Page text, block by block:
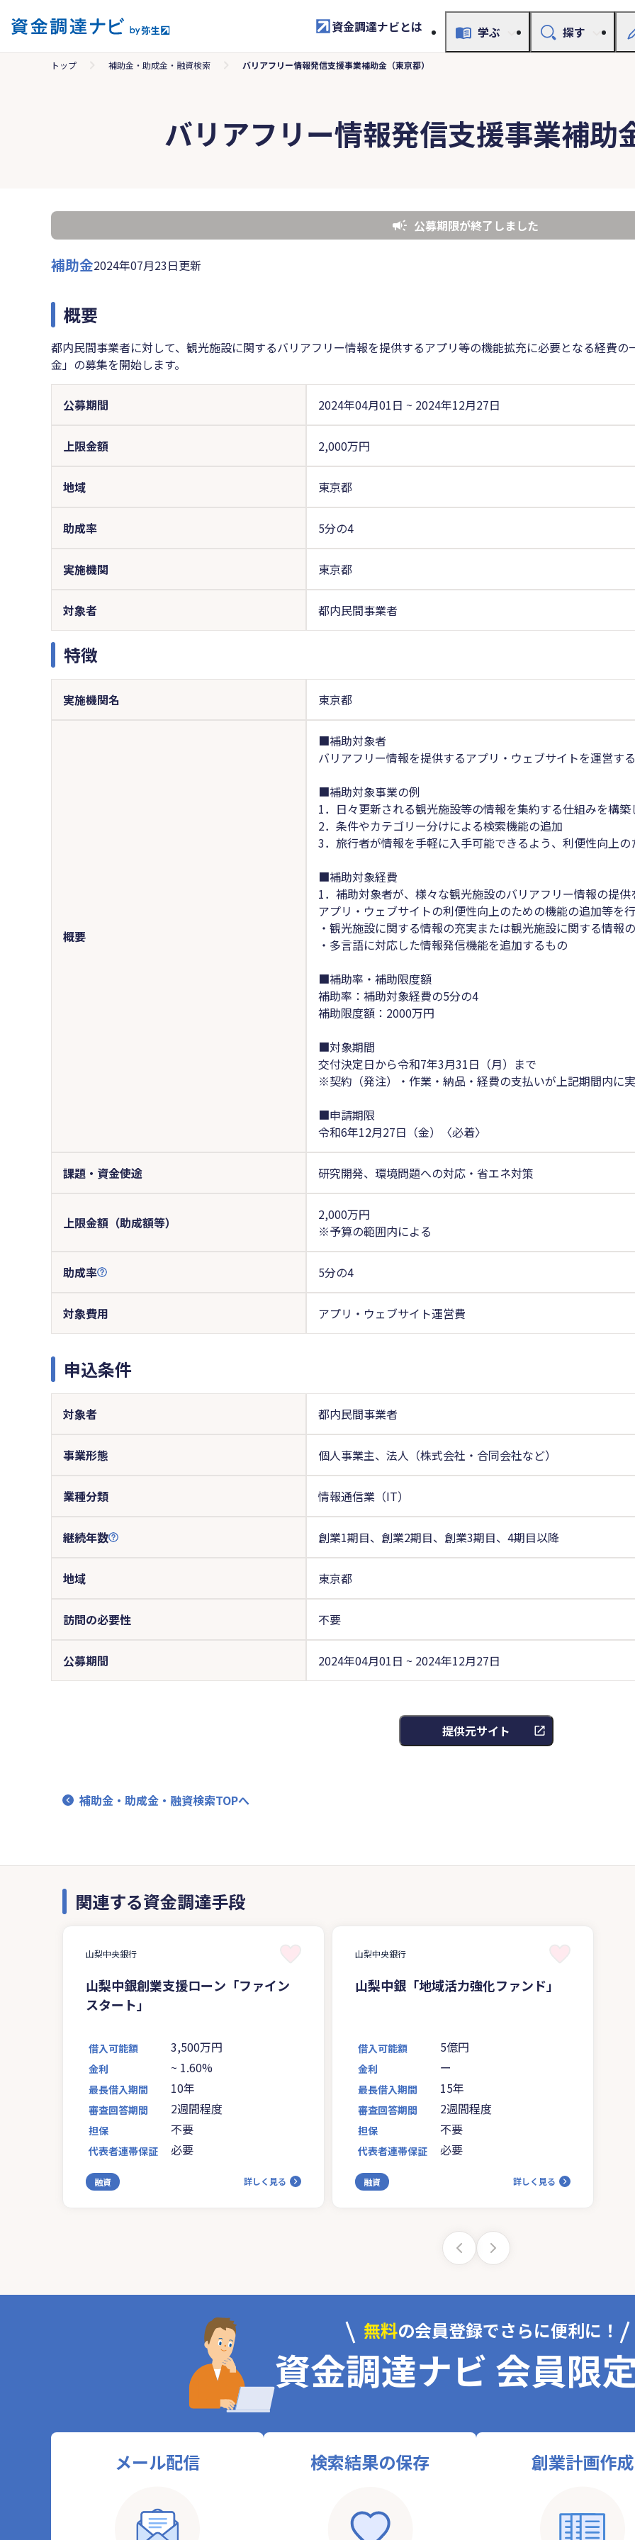
資金調達ナビとは 学ぶ 探す
トップ 補助金・助成金・融資検索 バリアフリー情報発信支援事業補助金（東京都）
バリアフリー情報発信支援事業補助
公募期限が終了しました
補助金2024年07月23日更新
概要
都内民間事業者に対して、観光施設に関するバリアフリー情報を提供するアプリ等の機能拡充に必要となる経費
金」の募集を開始します。
公募期間 2024年04月01日 ~ 2024年12月27日
上限金額 2,000万円
地域 東京都
助成率 5分の4
実施機関 東京都
対象者 都内民間事業者
特徴
実施機関名 東京都
概要
■補助対象者
バリアフリー情報を提供するアプリ・ウェブサイトを運営す
■補助対象事業の例
1．日々更新される観光施設等の情報を集約する仕組みを構
2．条件やカテゴリー分けによる検索機能の追加
3．旅行者が情報を手軽に入手可能できるよう、利便性向上
■補助対象経費
1．補助対象者が、様々な観光施設のバリアフリー情報の提
アプリ・ウェブサイトの利便性向上のための機能の追加等を
・観光施設に関する情報の充実または観光施設に関する情報
・多言語に対応した情報発信機能を追加するもの
■補助率・補助限度額
補助率：補助対象経費の5分の4
補助限度額：2000万円
■対象期間
交付決定日から令和7年3月31日（月）まで
※契約（発注）・作業・納品・経費の支払いが上記期間内に
■申請期限
令和6年12月27日（金）〈必着〉
課題・資金使途 研究開発、環境問題への対応・省エネ対策
上限金額（助成額等）
2,000万円
※予算の範囲内による
助成率 5分の4
対象費用 アプリ・ウェブサイト運営費
申込条件
対象者 都内民間事業者
事業形態 個人事業主、法人（株式会社・合同会社など）
業種分類 情報通信業（IT）
継続年数 創業1期目、創業2期目、創業3期目、4期目以降
地域 東京都
訪問の必要性 不要
公募期間 2024年04月01日 ~ 2024年12月27日
提供元サイト
補助金・助成金・融資検索TOPへ
関連する資金調達手段
山梨中央銀行
山梨中銀創業支援ローン「ファイン
スタート」
借入可能額 3,500万円
金利 ~ 1.60%
最長借入期間 10年
審査回答期間 2週間程度
担保 不要
代表者連帯保証 必要
融資 詳しく見る
山梨中央銀行
山梨中銀「地域活力強化ファンド」
借入可能額 5億円
金利 ー
最長借入期間 15年
審査回答期間 2週間程度
担保 不要
代表者連帯保証 必要
融資 詳しく見る
無料の会員登録でさらに便利に！
資金調達ナビ 会員限
メール配信 検索結果の保存 創業計画作成